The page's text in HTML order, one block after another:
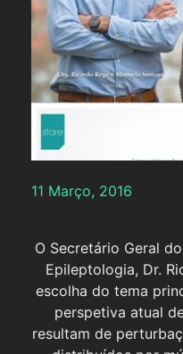
11 Março, 2016
O Secretário Geral
Epileptologia, Dr.
escolha do tema
perspetiva atual
resultam de